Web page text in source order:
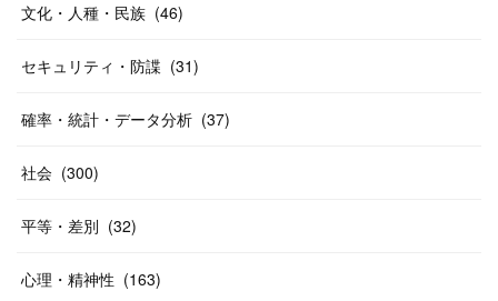
文化・人種・民族 (46)
セキュリティ・防諜 (31)
確率・統計・データ分析 (37)
社会 (300)
平等・差別 (32)
心理・精神性 (163)